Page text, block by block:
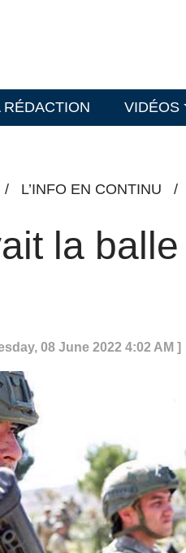
VIDÉOS
/ L’INFO EN CONTINU /
la
08 June 2022 4:02 AM ]